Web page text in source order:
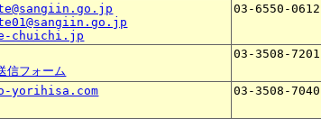
chuichi.jp
03-6550-0612
信フォーム
03-3508-7201
yorihisa.com 03-3508-7040